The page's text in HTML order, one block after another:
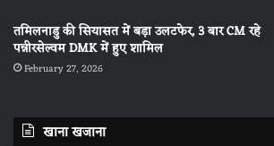
तमिलनाडु की सियासत में बड़ा उलटफेर, 3 बार CM रहे
पन्नीरसेल्वम DMK में हुए शामिल
February 27, 2026
खाना खजाना